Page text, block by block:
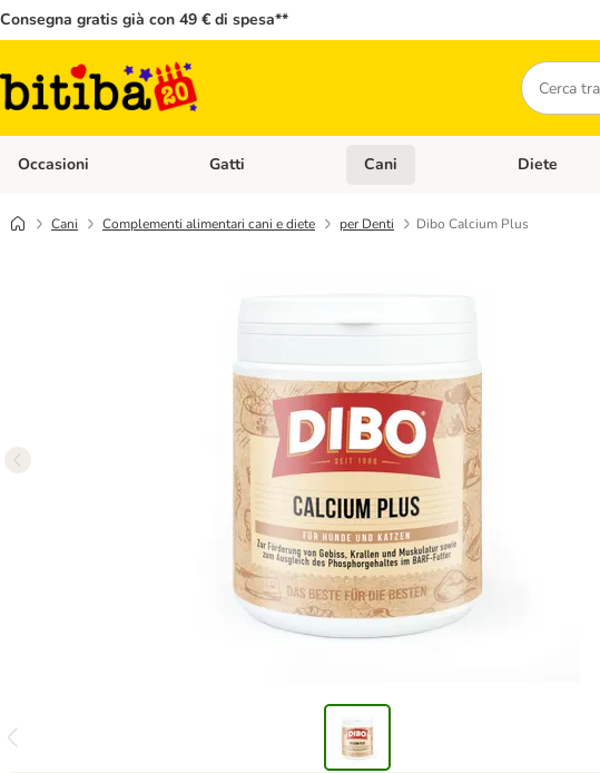
Consegna gratis già con 49 € di spesa**
Cerca
Occasioni Apri Menù Categoria: Occasioni
Gatti Apri Menù Categoria: Gatti
Cani Apri Menù
Diete
Cani Complementi alimentari cani e diete per Denti Dibo Calcium Plus